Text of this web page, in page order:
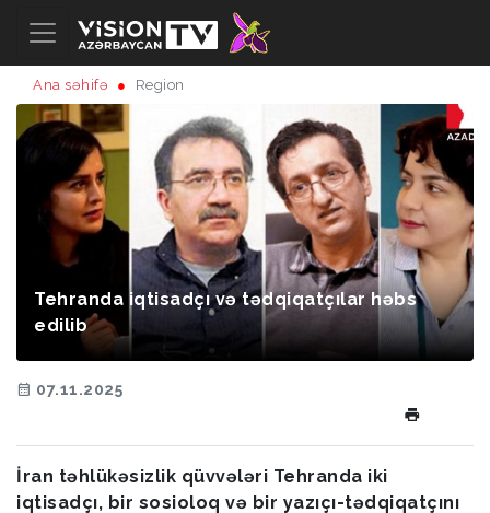
Ana səhifə Region
Tehranda iqtisadçı və tədqiqatçılar həbs
edilib
07.11.2025
İran təhlükəsizlik qüvvələri Tehranda iki
iqtisadçı, bir sosioloq və bir yazıçı-tədqiqatçını